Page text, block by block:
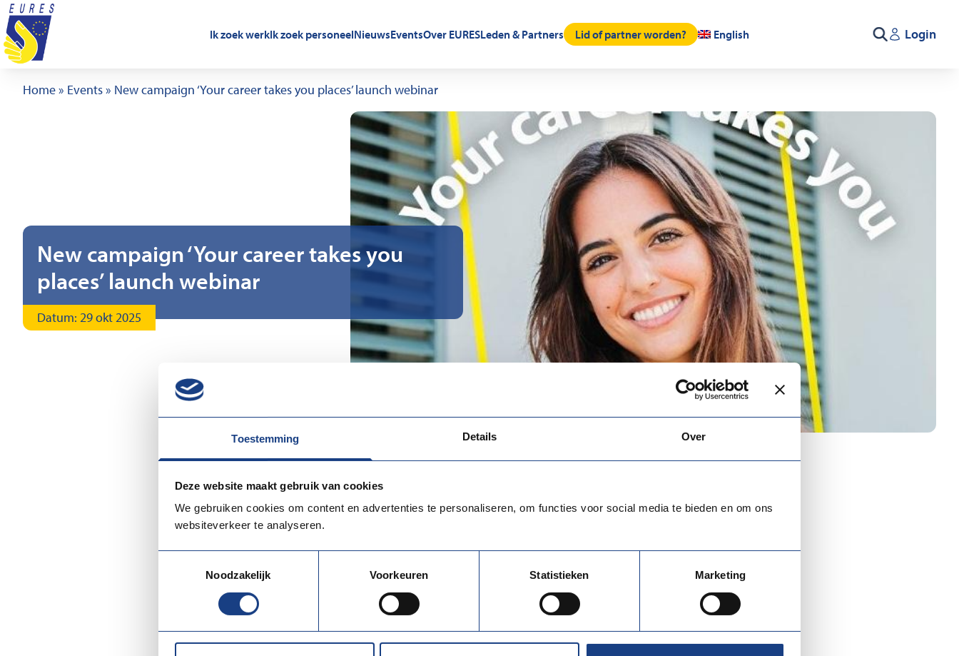
Toestemming Details Over
Deze website maakt gebruik van cookies
We gebruiken cookies om content en advertenties te personaliseren, om functies voor social media te bieden en om ons
websiteverkeer te analyseren.
Noodzakelijk
Voorkeuren Statistieken Marketing
Ga naar de inhoud
Ik zoek werkIk zoek personeelNieuwsEventsOver EURESLeden & Partners Lid of partner worden? English Login
Home» Events» New campaign ‘Your career takes you places’ launch webinar
New campaign ‘Your career takes you
places’ launch webinar
Datum: 29 okt 2025
This two-hour webinar is open to all EURES Members and Partners, social partners and external
stakeholders interested in the network’s activities in raising the employment opportunities for this
specific target audience across Europe….
More information
View the website